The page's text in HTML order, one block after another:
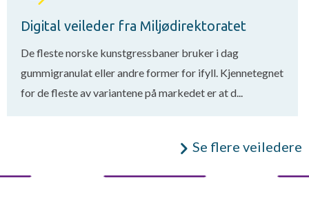
Digital veileder fra Miljødirektoratet
De fleste norske kunstgressbaner bruker i dag
gummigranulat eller andre former for ifyll. Kjennetegnet
for de fleste av variantene på markedet er at d...
Se flere veiledere